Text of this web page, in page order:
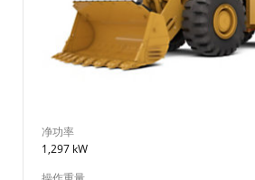
净功率
1,297 kW